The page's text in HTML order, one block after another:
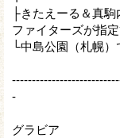
├きたえーる＆真駒
ファイターズが指
└中島公園（札幌）
-
グラビア